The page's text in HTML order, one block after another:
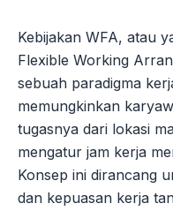
Kebijakan WFA, atau
Flexible Working
sebuah paradigma
memungkinkan
tugasnya dari lokasi
mengatur jam kerja
Konsep ini dirancang
dan kepuasan kerja